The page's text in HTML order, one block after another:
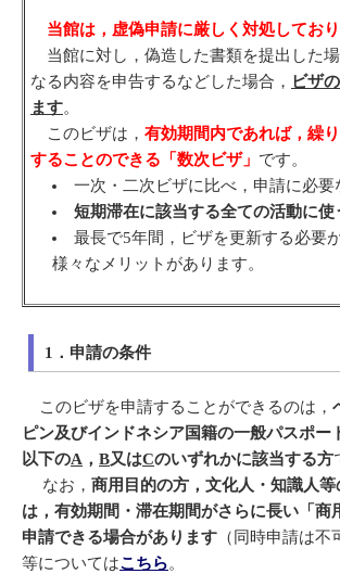
当館は，虚偽申請に厳しく対処してお
当館に対し，偽造した書類を提出した
なる内容を申告するなどした場合， ビザ
ます。
このビザは， 有効期間内であれば，繰
することのできる「数次ビザ」 です。
一次・二次ビザに比べ，申請に必要
短期滞在に該当する全ての活動に使
最長で5年間，ビザを更新する必
様々なメリットがあります。
1．申請の条件
このビザを申請することができるのは，
ピン及びインドネシア国籍の一般パスポー
以下のA ， B又はCのいずれかに該当する方
なお， 商用目的の方， 文化人・知識人等
は，有効期間・滞在期間がさらに長い「商
申請できる場合があります （同時申請は
等についてはこちら。